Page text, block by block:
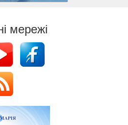
мережі